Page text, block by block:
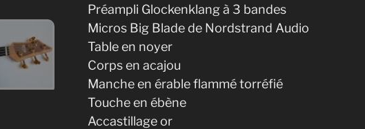
Préampli Glockenklang à 3 bandes
Micros Big Blade de Nordstrand Audio
Table en noyer
Corps en acajou
Manche en érable flammé torréfié
Touche en ébène
Accastillage or